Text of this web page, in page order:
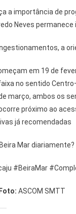
a importância de
Neves permanece
a
em 19 de
no sentido
março, ambos os
próximo ao
já recomendadas
Mar
#BeiraMar
Foto: ASCOM SMTT